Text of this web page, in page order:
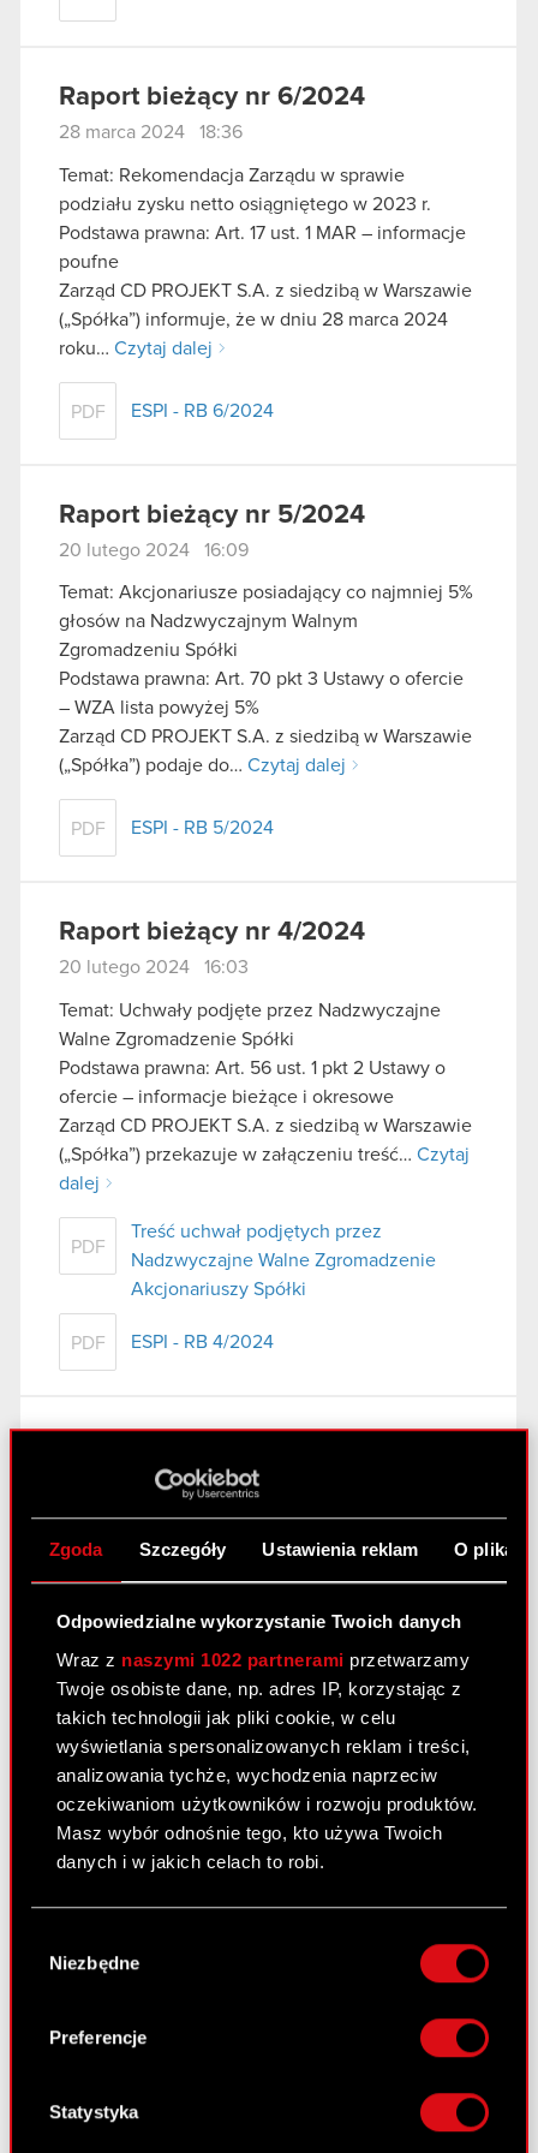
Zgoda Szczegóły Ustawienia reklam O
Odpowiedzialne wykorzystanie Twoich danych
Wraz z naszymi 1022 partnerami przetwarzamy
Twoje osobiste dane, np. adres IP, korzystając z
takich technologii jak pliki cookie, w celu
wyświetlania spersonalizowanych reklam i treści,
analizowania tychże, wychodzenia naprzeciw
oczekiwaniom użytkowników i rozwoju produktów.
Masz wybór odnośnie tego, kto używa Twoich
danych i w jakich celach to robi.
Gromadzić dane dotyczące Twojej
lokalizacji geograficznej z dokładnością nawet
Identyfikować Twoje urządzenie, aktywnie
analizując charakteryzującego je zbiory
palca)
zgody
Niezbędne
Preferencje
Statystyka
Raport bieżący nr 6/2024
28 marca 2024 18:36
Temat: Rekomendacja Zarządu w sprawie
podziału zysku netto osiągniętego w 2023 r.
Podstawa prawna: Art. 17 ust. 1 MAR – informacje
poufne
Zarząd CD PROJEKT S.A. z siedzibą w Warszawie
(„Spółka”) informuje, że w dniu 28 marca 2024
roku… Czytaj dalej
PDF ESPI - RB 6/2024
Raport bieżący nr 5/2024
20 lutego 2024 16:09
Temat: Akcjonariusze posiadający co najmniej 5%
głosów na Nadzwyczajnym Walnym
Zgromadzeniu Spółki
Podstawa prawna: Art. 70 pkt 3 Ustawy o ofercie
– WZA lista powyżej 5%
Zarząd CD PROJEKT S.A. z siedzibą w Warszawie
(„Spółka”) podaje do… Czytaj dalej
PDF ESPI - RB 5/2024
Raport bieżący nr 4/2024
20 lutego 2024 16:03
Temat: Uchwały podjęte przez Nadzwyczajne
Walne Zgromadzenie Spółki
Podstawa prawna: Art. 56 ust. 1 pkt 2 Ustawy o
ofercie – informacje bieżące i okresowe
Zarząd CD PROJEKT S.A. z siedzibą w Warszawie
(„Spółka”) przekazuje w załączeniu treść… Czytaj
dalej
PDF
Treść uchwał podjętych przez
Nadzwyczajne Walne Zgromadzenie
Akcjonariuszy Spółki
PDF ESPI - RB 4/2024
22 stycznia 2024 18:19
Temat: Projekty uchwał Nadzwyczajnego
Walnego Zgromadzenia
Podstawa prawna: Art. 56 ust. 1 pkt 2 Ustawy o
ofercie – informacje bieżące i okresowe
(„Spółka”) przekazuje w załączeniu projekty
uchwał Nadzwyczajnego…Czytaj dalej
PDF
Projekty uchwał Nadzwyczajnego
Walnego Zgromadzenia CD PROJEKT
S.A. zwołanego na 20 lutego 2024 r.
PDF ESPI - RB 3/2024
Raport bieżący nr 2/2024
Temat: Ogłoszenie o zwołaniu Nadzwyczajnego
Podstawa prawna: Art. 56 ust. 1 pkt 2 Ustawy o
ofercie – informacje bieżące i okresowe